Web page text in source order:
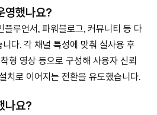
영했나요?
플루언서, 파워블로그, 커뮤니티 등 다
다. 각 채널 특성에 맞춰 실사용 후
형 영상 등으로 구성해 사용자 신뢰
치로 이어지는 전환을 유도했습니다.
나요?